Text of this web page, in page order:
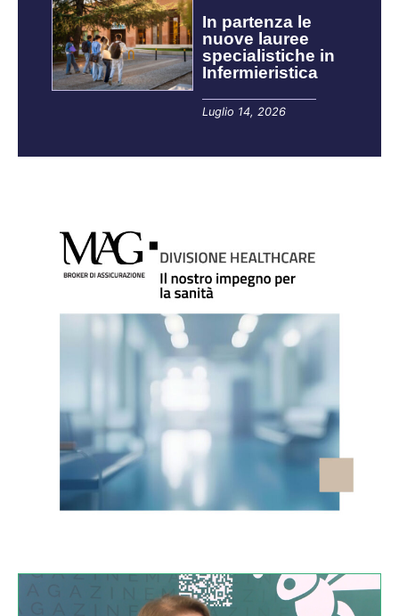
In partenza le
nuove lauree
specialistiche in
Infermieristica
Luglio 14, 2026